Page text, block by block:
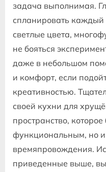
задача выполнимая.
спланировать каждый
светлые цвета‚
не бояться
даже в небольшом
и комфорт‚ если
креативностью.
своей кухни для
пространство‚
функциональным‚ но
времяпровождения.
приведенные выше‚